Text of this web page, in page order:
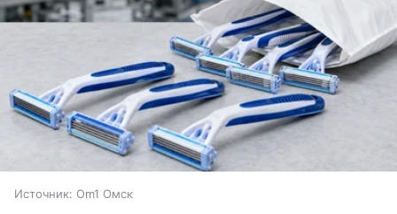
Источник: Om1 Омск